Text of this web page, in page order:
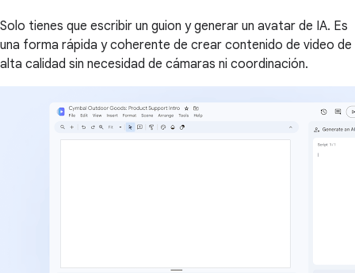
Solo tienes que escribir un guion y generar un avatar de IA. Es
una forma rápida y coherente de crear contenido de video de
alta calidad sin necesidad de cámaras ni coordinación.